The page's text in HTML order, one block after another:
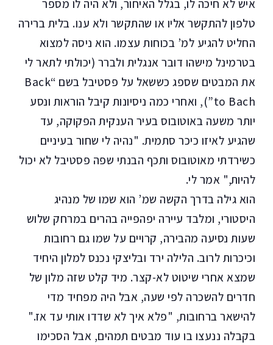
איש לא חיכה לו, בגלל האיחור, ולא היה לו מספר
טלפון להתקשר אליו או שהתקשר ולא ענו. בלית ברירה
החליט להגיע למ’ בכוחות עצמו. הוא ניסה למצוא
בטרמינל מישהו דובר אנגלית ולברר (יכולתי לתאר לי
את המבטים שספג כששאל על פסטיבל בשם “Back
to Bach”), ואחרי כמה ניסיונות קיבל הוראות ונסע
יותר משעה באוטובוס בעיר הענקית הפקוקה, עד
שהגיע לאיזו כיכר סתמית. "נהיה לי שחור בעיניים
כשירדתי מאוטובוס ותכף הבנתי שפה פסטיבל לא יכול
להיות," אמר לי.
הוא גילה בדרך הקשה שמ’ הוא שמו של מנהיג
היסטורי, ומלבד עיירה יפהפייה בהרים במרחק שלוש
שעות נסיעה מהבירה, קרויים על שמו גם רחובות
וכיכרות לרוב. הלילה ירד ובליצקי נכנס למלון היחיד
שמצא אחרי שיטוט לא-קצר. מיד קלט שזה מלון של
חדרים להשכרה לפי שעה, אבל היה מפחיד מדי
להישאר ברחובות, "פלא איך לא שדדו אותי עד אז."
בקבלה ננעצו בו עוד מבטים תמהים, אבל הסכימו